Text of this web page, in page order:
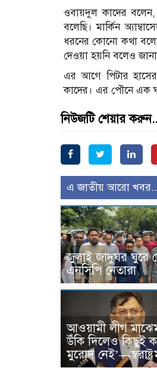
ওবায়দুল কাদের
বলেছি। মার্কিন
ধরনের কোনো কথা
দেওয়া হয়নি বলেও
এর আগে পিটার হাসের
কাদের। এর পৌনে এক
নিউজটি শেয়ার করুন..
এ জাতীয় আরো খবর..
জুলাই জাদুঘর ঘুরে
এনসিপি নেতারা
আওয়ামী লীগ
উঁকি দিলেও কিছুই
মুরোদ